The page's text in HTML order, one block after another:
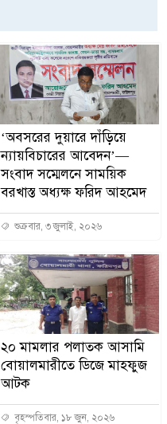
‘অবসরের দুয়ারে দাঁড়িয়ে
ন্যায়বিচারের আবেদন’—
সংবাদ সম্মেলনে সাময়িক
বরখাস্ত অধ্যক্ষ ফরিদ আহমেদ
শুক্রবার, ৩ জুলাই, ২০২৬
২০ মামলার পলাতক আসামি
বোয়ালমারীতে ডিজে মাহফুজ
আটক
বৃহস্পতিবার, ১৮ জুন, ২০২৬